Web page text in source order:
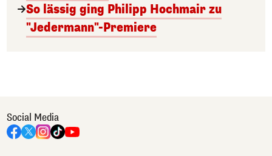
So lässig ging Philipp Hochmair zu
"Jedermann"-Premiere
Social Media